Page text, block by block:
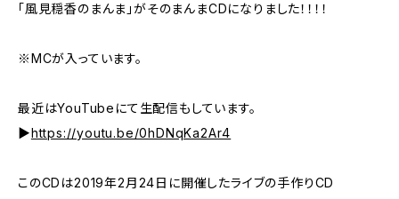
「風見穏香のまんま」がそのまんまCDになりました！！！！
※MCが入っています。
最近はYouTubeにて生配信もしています。
▶︎https://youtu.be/0hDNqKa2Ar4
このCDは2019年2月24日に開催したライブの手作りCD